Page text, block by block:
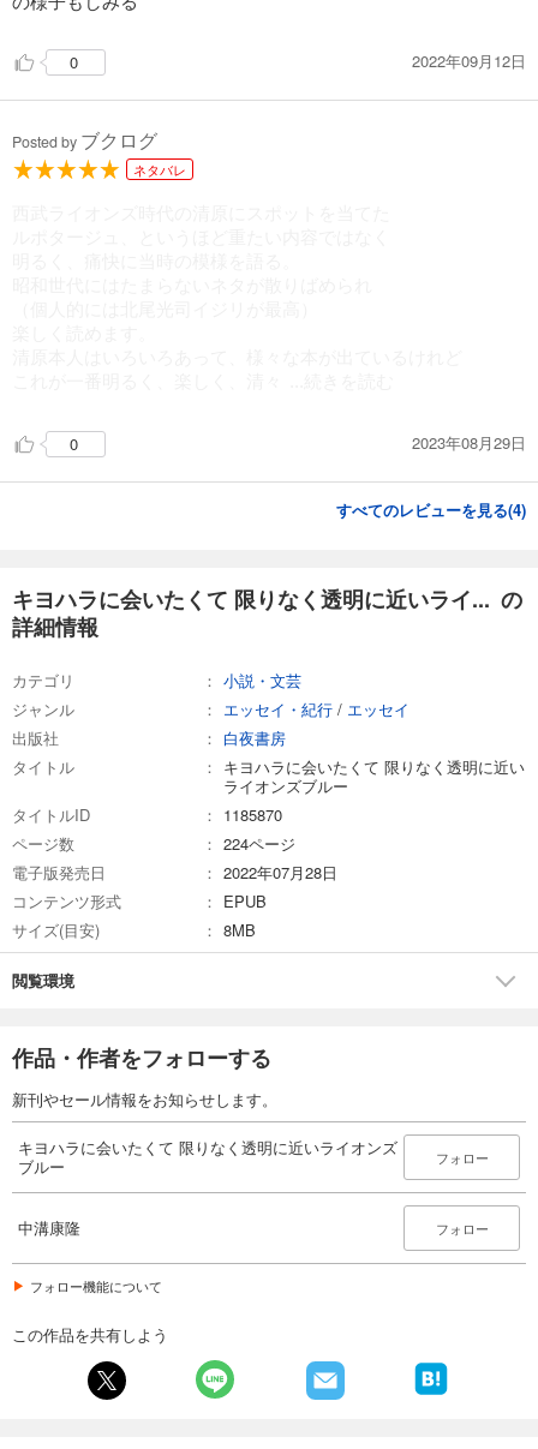
0 2022年09月12日
Posted by ブクログ
ネタバレ
0 2023年08月29日
すべてのレビューを見る(4)
キヨハラに会いたくて 限りなく透明に近いライ... の
詳細情報
カテゴリ
小説・文芸
ジャンル
エッセイ・紀行 / エッセイ
出版社
白夜書房
タイトル
キヨハラに会いたくて 限りなく透明に近い
ライオンズブルー
タイトルID
1185870
ページ数
224ページ
電子版発売日
2022年07月28日
コンテンツ形式
EPUB
サイズ(目安)
8MB
閲覧環境
作品・作者をフォローする
新刊やセール情報をお知らせします。
キヨハラに会いたくて 限りなく透明に近いライオンズ
ブルー
フォロー
中溝康隆 フォロー
フォロー機能について
この作品を共有しよう